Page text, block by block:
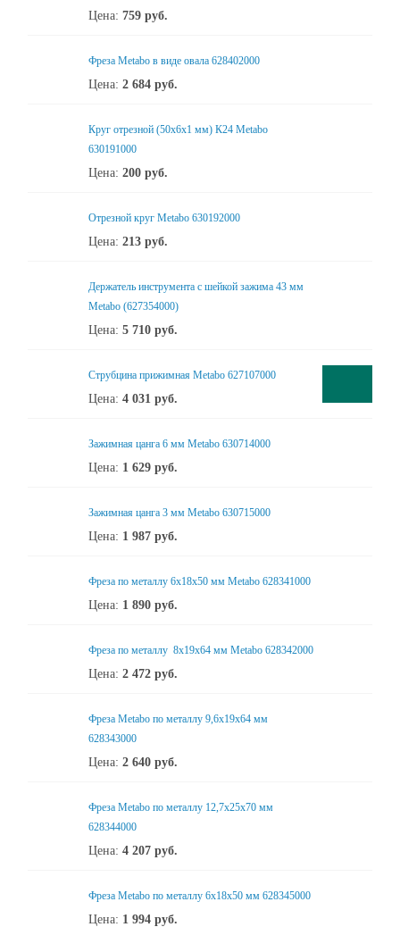
Цена: 759 руб.
Фреза Metabo в виде овала 628402000
Цена: 2 684 руб.
Круг отрезной (50х6х1 мм) К24 Metabo
630191000
Цена: 200 руб.
Отрезной круг Metabo 630192000
Цена: 213 руб.
Держатель инструмента с шейкой зажима 43 мм
Metabo (627354000)
Цена: 5 710 руб.
Cтрубцина прижимная Metabo 627107000
Цена: 4 031 руб.
Зажимная цанга 6 мм Metabo 630714000
Цена: 1 629 руб.
Зажимная цанга 3 мм Metabo 630715000
Цена: 1 987 руб.
Фреза по металлу 6x18x50 мм Metabo 628341000
Цена: 1 890 руб.
Фреза по металлу 8x19x64 мм Metabo 628342000
Цена: 2 472 руб.
Фреза Metabo по металлу 9,6x19x64 мм
628343000
Цена: 2 640 руб.
Фреза Metabo по металлу 12,7x25x70 мм
628344000
Цена: 4 207 руб.
Фреза Metabo по металлу 6x18x50 мм 628345000
Цена: 1 994 руб.